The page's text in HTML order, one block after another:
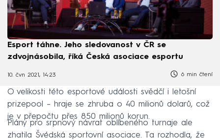
Esport táhne. Jeho sledovanost v ČR se
zdvojnásobila, říká Česká asociace esportu
10. čvn 2021, 14:23 6 min čtení
O velikosti této esportové události svědčí i letošní
prizepool – hraje se zhruba o 40 milionů dolarů, což
je v přepočtu přes 850 milionů korun.
Plány pro srpnový návrat oblíbeného turnaje ale
zhatila Švédská sportovní asociace. Ta rozhodla, že